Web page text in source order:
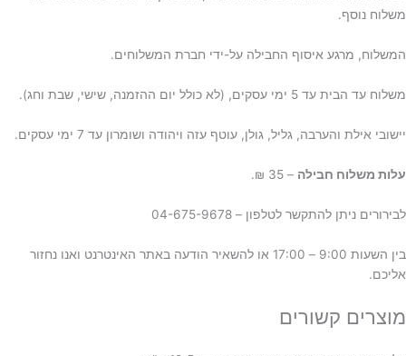
משלוח נוסף.
המשלוח, מרגע איסוף החבילה על-ידי חברת המשלוחים.
משלוח עד הבית עד 5 ימי עסקים, (לא כולל יום ההזמנה, שישי, שבת וחג).
יישובי אילת והערבה, גליל, גולן, עוטף עזה ויהודה ושומרון עד 7 ימי עסקים.
עלות משלוח חבילה – 35 ₪.
לבירורים ניתן להתקשר לטלפון – 04-675-9678
בין השעות 9:00 – 17:00 או להשאיר הודעה באתר האינטרנט ואנו נחזור
אליכם.
מוצרים קשורים